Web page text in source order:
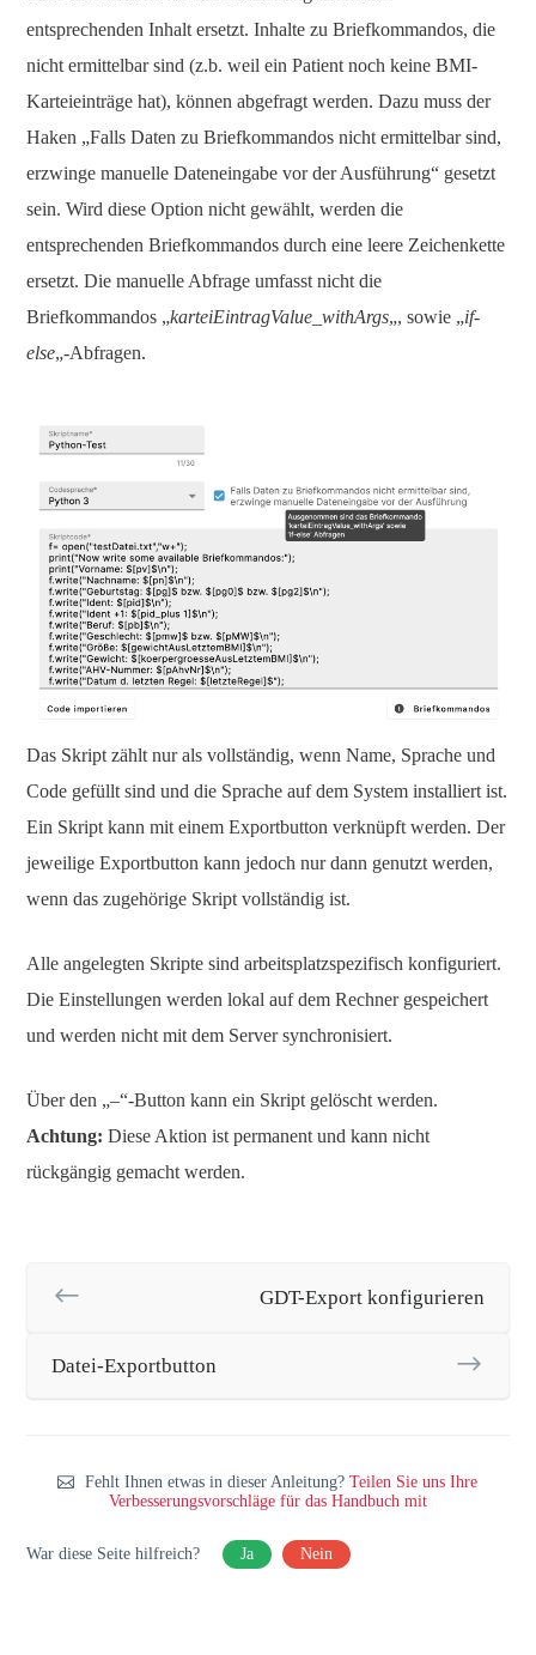
entsprechenden Inhalt ersetzt. Inhalte zu Briefkommandos, die
nicht ermittelbar sind (z.b. weil ein Patient noch keine BMI-
Karteieinträge hat), können abgefragt werden. Dazu muss der
Haken „Falls Daten zu Briefkommandos nicht ermittelbar sind,
erzwinge manuelle Dateneingabe vor der Ausführung“ gesetzt
sein. Wird diese Option nicht gewählt, werden die
entsprechenden Briefkommandos durch eine leere Zeichenkette
ersetzt. Die manuelle Abfrage umfasst nicht die
Briefkommandos „karteiEintragValue_withArgs„, sowie „if-
else„-Abfragen.
Das Skript zählt nur als vollständig, wenn Name, Sprache und
Code gefüllt sind und die Sprache auf dem System installiert ist.
Ein Skript kann mit einem Exportbutton verknüpft werden. Der
jeweilige Exportbutton kann jedoch nur dann genutzt werden,
wenn das zugehörige Skript vollständig ist.
Alle angelegten Skripte sind arbeitsplatzspezifisch konfiguriert.
Die Einstellungen werden lokal auf dem Rechner gespeichert
und werden nicht mit dem Server synchronisiert.
Über den „–“-Button kann ein Skript gelöscht werden.
Achtung: Diese Aktion ist permanent und kann nicht
rückgängig gemacht werden.
GDT-Export konfigurieren
Datei-Exportbutton
Fehlt Ihnen etwas in dieser Anleitung?Teilen Sie uns Ihre
Verbesserungsvorschläge für das Handbuch mit
War diese Seite hilfreich? Ja Nein